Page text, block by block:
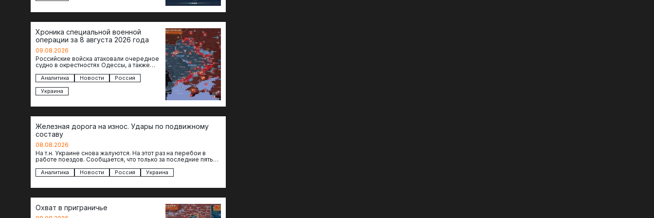
Хроника специальной военной
операции за 8 августа 2026 года
09.08.2026
Российские войска атаковали очередное
судно в окрестностях Одессы, а также
и Черниговской областях. В Сумской…
Аналитика Новости
Россия
Украина
Железная дорога на износ. Удары по подвижному
составу
08.08.2026
На т.н. Украине снова жалуются. На этот раз на перебои в
работе поездов. Сообщается, что только за последние пять
Аналитика Новости Россия Украина
Охват в приграничье